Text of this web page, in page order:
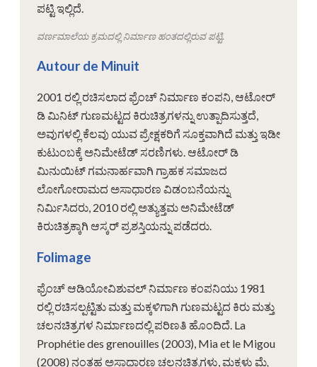
ಪಟ್ಟಿ ಇಲ್ಲಿದೆ.
ವರ್ಣಮಾಲೆಯ ಕ್ರಮದಲ್ಲಿ ನಿರ್ಮಾಣ ಹಂತದಲ್ಲಿರುವ ಪಟ್ಟಿ.
Autour de Minuit
2001 ರಲ್ಲಿ ರಚಿಸಲಾದ ಫ್ರೆಂಚ್ ನಿರ್ಮಾಣ ಕಂಪನಿ, ಆಟೋರ್
ಡಿ ಮಿನಿಟ್ ಗುಣಮಟ್ಟದ ಕಿರುಚಿತ್ರಗಳನ್ನು ಉತ್ಪಾದಿಸುತ್ತದೆ,
ಅವುಗಳಲ್ಲಿ ಕೆಲವು ಯುವ ಪ್ರೇಕ್ಷಕರಿಗೆ ಸೂಕ್ತವಾಗಿದೆ ಮತ್ತು ಇಡೀ
ಕುಟುಂಬಕ್ಕೆ ಅನಿಮೇಟೆಡ್ ಸರಣಿಗಳು. ಆಟೋರ್ ಡಿ
ಮಿನುಯಿಟ್ ಗಮನಾರ್ಹವಾಗಿ ಗ್ರಾಹಕ ಸಮಾಜದ
ಲೋಗೋರಾಮದ ಅಸಾಧಾರಣ ವಿಡಂಬನೆಯನ್ನು
ನಿರ್ಮಿಸಿದರು, 2010 ರಲ್ಲಿ ಅತ್ಯುತ್ತಮ ಅನಿಮೇಟೆಡ್
ಕಿರುಚಿತ್ರಕ್ಕಾಗಿ ಆಸ್ಕರ್ ಪ್ರಶಸ್ತಿಯನ್ನು ಪಡೆದರು.
Folimage
ಫ್ರೆಂಚ್ ಆಡಿಯೋವಿಶುವಲ್ ನಿರ್ಮಾಣ ಕಂಪನಿಯು 1981
ರಲ್ಲಿ ರಚಿಸಲ್ಪಟ್ಟಿತು ಮತ್ತು ಮಕ್ಕಳಿಗಾಗಿ ಗುಣಮಟ್ಟದ ಕಿರು ಮತ್ತು
ಚಲನಚಿತ್ರಗಳ ನಿರ್ಮಾಣದಲ್ಲಿ ಪರಿಣತಿ ಹೊಂದಿದೆ. La
Prophétie des grenouilles (2003), Mia et le Migou
(2008) ನಂತಹ ಅಸಾಧಾರಣ ಚಲನಚಿತ್ರಗಳು, ಮಕ್ಕಳು ಮೈ